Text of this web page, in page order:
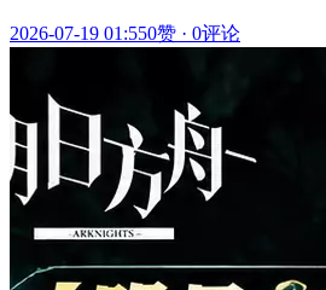
2026-07-19 01:550赞 · 0评论